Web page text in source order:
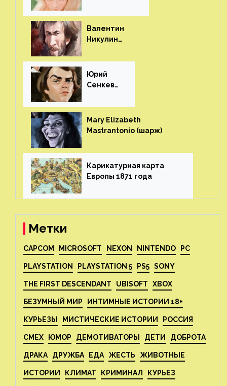
Валентин
Никулин
Юрий
Сенкеви
Mary Elizabeth
Mastrantonio (шарж)⁠⁠
Карикатурная карта
Европы 1871 года⁠⁠
Метки
CAPCOM MICROSOFT NEXON NINTENDO PC
PLAYSTATION PLAYSTATION 5 PS5 SONY
THE FIRST DESCENDANT UBISOFT XBOX
БЕЗУМНЫЙ МИР ИНТИМНЫЕ ИСТОРИИ 18+
КУРЬЕЗЫ МИСТИЧЕСКИЕ ИСТОРИИ РОССИЯ
СМЕХ ЮМОР ДЕМОТИВАТОРЫ ДЕТИ ДОБРОТА
ДРАКА ДРУЖБА ЕДА ЖЕСТЬ ЖИВОТНЫЕ
ИСТОРИИ КЛИМАТ КРИМИНАЛ КУРЬЕЗ